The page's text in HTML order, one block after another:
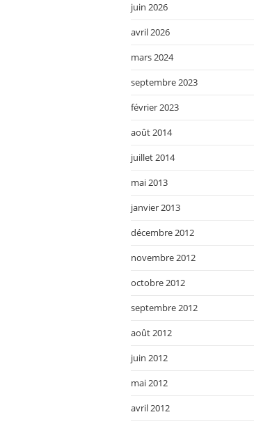
juin 2026
avril 2026
mars 2024
septembre 2023
février 2023
août 2014
juillet 2014
mai 2013
janvier 2013
décembre 2012
novembre 2012
octobre 2012
septembre 2012
août 2012
juin 2012
mai 2012
avril 2012